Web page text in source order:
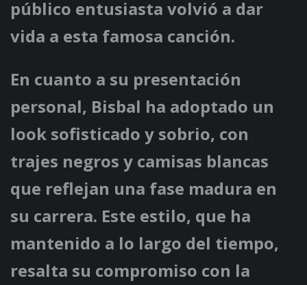
público entusiasta volvió a dar
vida a esta famosa canción.
En cuanto a su presentación
personal, Bisbal ha adoptado un
look sofisticado y sobrio, con
trajes negros y camisas blancas
que reflejan una fase madura en
su carrera. Este estilo, que ha
mantenido a lo largo del tiempo,
resalta su compromiso con la